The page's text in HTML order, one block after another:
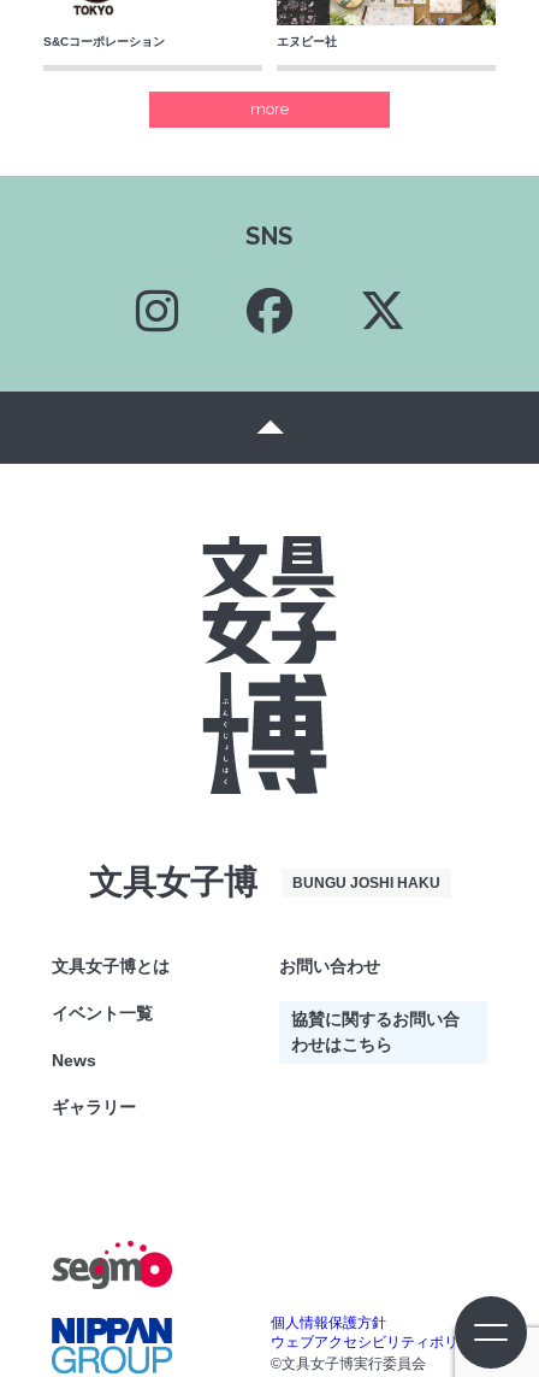
S&Cコーポレーション エヌビー社
more
SNS
文具女子博 BUNGU JOSHI HAKU
文具女子博とは
イベント一覧
News
ギャラリー
お問い合わせ
協賛に関するお問い合
わせはこちら
個人情報保護方針
ウェブアクセシビリティポリシー
©文具女子博実行委員会